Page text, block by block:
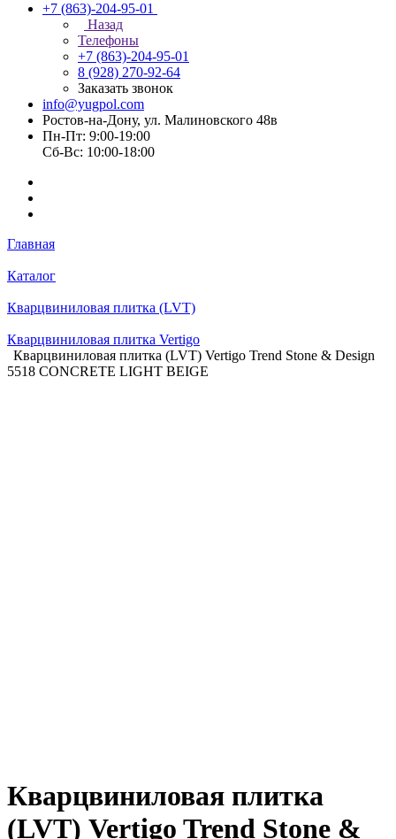
+7 (863)-204-95-01
Назад
Телефоны
+7 (863)-204-95-01
8 (928) 270-92-64
Заказать звонок
info@yugpol.com
Ростов-на-Дону, ул. Малиновского 48в
Пн-Пт: 9:00-19:00
Cб-Вс: 10:00-18:00
Главная
Каталог
Кварцвиниловая плитка (LVT)
Кварцвиниловая плитка Vertigo
Кварцвиниловая плитка (LVT) Vertigo Trend Stone & Design
5518 CONCRETE LIGHT BEIGE
Кварцвиниловая плитка
(LVT) Vertigo Trend Stone &